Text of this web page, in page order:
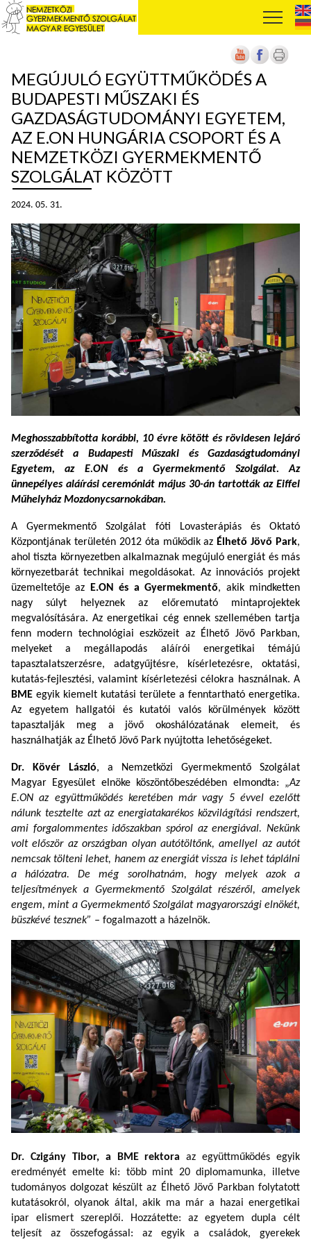
MEGÚJULÓ EGYÜTTMŰKÖDÉS A
BUDAPESTI MŰSZAKI ÉS
GAZDASÁGTUDOMÁNYI EGYETEM,
AZ E.ON HUNGÁRIA CSOPORT ÉS A
NEMZETKÖZI GYERMEKMENTŐ
SZOLGÁLAT KÖZÖTT
2024. 05. 31.
Meghosszabbította korábbi, 10 évre kötött és rövidesen lejáró
szerződését a Budapesti Műszaki és Gazdaságtudományi
Egyetem, az E.ON és a Gyermekmentő Szolgálat. Az
ünnepélyes aláírási ceremóniát május 30-án tartották az Eiffel
Műhelyház Mozdonycsarnokában.
A Gyermekmentő Szolgálat fóti Lovasterápiás és Oktató
Központjának területén 2012 óta működik az Élhető Jövő Park,
ahol tiszta környezetben alkalmaznak megújuló energiát és más
környezetbarát technikai megoldásokat. Az innovációs projekt
üzemeltetője az E.ON és a Gyermekmentő, akik mindketten
nagy súlyt helyeznek az előremutató mintaprojektek
megvalósítására. Az energetikai cég ennek szellemében tartja
fenn modern technológiai eszközeit az Élhető Jövő Parkban,
melyeket a megállapodás aláírói energetikai témájú
tapasztalatszerzésre, adatgyűjtésre, kísérletezésre, oktatási,
kutatás-fejlesztési, valamint kísérletezési célokra használnak. A
BME egyik kiemelt kutatási területe a fenntartható energetika.
Az egyetem hallgatói és kutatói valós körülmények között
tapasztalják meg a jövő okoshálózatának elemeit, és
használhatják az Élhető Jövő Park nyújtotta lehetőségeket.
Dr. Kövér László, a Nemzetközi Gyermekmentő Szolgálat
Magyar Egyesület elnöke köszöntőbeszédében elmondta: „Az
E.ON az együttműködés keretében már vagy 5 évvel ezelőtt
nálunk tesztelte azt az energiatakarékos közvilágítási rendszert,
ami forgalommentes időszakban spórol az energiával. Nekünk
volt először az országban olyan autótöltőnk, amellyel az autót
nemcsak tölteni lehet, hanem az energiát vissza is lehet táplálni
a hálózatra. De még sorolhatnám, hogy melyek azok a
teljesítmények a Gyermekmentő Szolgálat részéről, amelyek
engem, mint a Gyermekmentő Szolgálat magyarországi elnökét,
büszkévé tesznek” – fogalmazott a házelnök.
Dr. Czigány Tibor,a BME rektoraaz együttműködés egyik
eredményét emelte ki: több mint 20 diplomamunka, illetve
tudományos dolgozat készült az Élhető Jövő Parkban folytatott
kutatásokról, olyanok által, akik ma már a hazai energetikai
ipar elismert szereplői. Hozzátette: az egyetem dupla célt
teljesít az összefogással: az egyik a családok, gyerekek